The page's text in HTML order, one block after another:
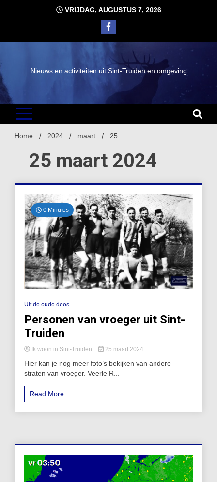
VRIJDAG, AUGUSTUS 7, 2026
Nieuws en activiteiten uit Sint-Truiden en omgeving
Home 2024 maart 25
25 maart 2024
0 Minutes
Uit de oude doos
Personen van vroeger uit Sint-
Truiden
Ik woon in Sint-Truiden 25 maart 2024
Hier kan je nog meer foto’s bekijken van andere
straten van vroeger. Veerle R...
Read More